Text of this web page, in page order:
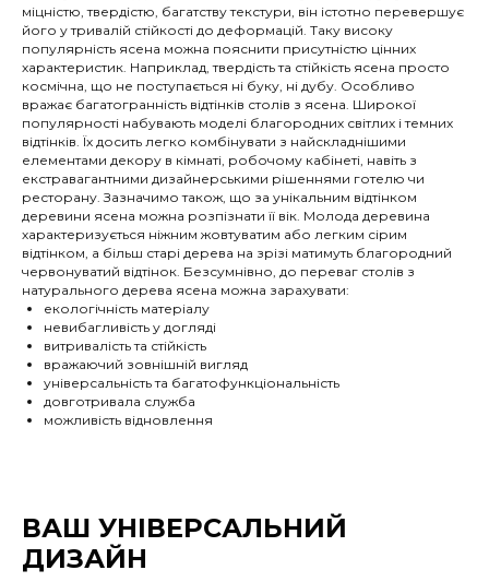
міцністю, твердістю, багатству текстури, він істотно перевершує
його у тривалій стійкості до деформацій. Таку високу
популярність ясена можна пояснити присутністю цінних
характеристик. Наприклад, твердість та стійкість ясена просто
космічна, що не поступається ні буку, ні дубу. Особливо
вражає багатогранність відтінків столів з ясена. Широкої
популярності набувають моделі благородних світлих і темних
відтінків. Їх досить легко комбінувати з найскладнішими
елементами декору в кімнаті, робочому кабінеті, навіть з
екстравагантними дизайнерськими рішеннями готелю чи
ресторану. Зазначимо також, що за унікальним відтінком
деревини ясена можна розпізнати її вік. Молода деревина
характеризується ніжним жовтуватим або легким сірим
відтінком, а більш старі дерева на зрізі матимуть благородний
червонуватий відтінок. Безсумнівно, до переваг столів з
натурального дерева ясена можна зарахувати:
екологічність матеріалу
невибагливість у догляді
витривалість та стійкість
вражаючий зовнішній вигляд
універсальність та багатофункціональність
довготривала служба
можливість відновлення
ВАШ УНІВЕРСАЛЬНИЙ
ДИЗАЙН